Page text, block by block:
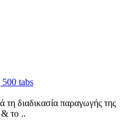
tabs
διαδικασία παραγωγής της
& το ..